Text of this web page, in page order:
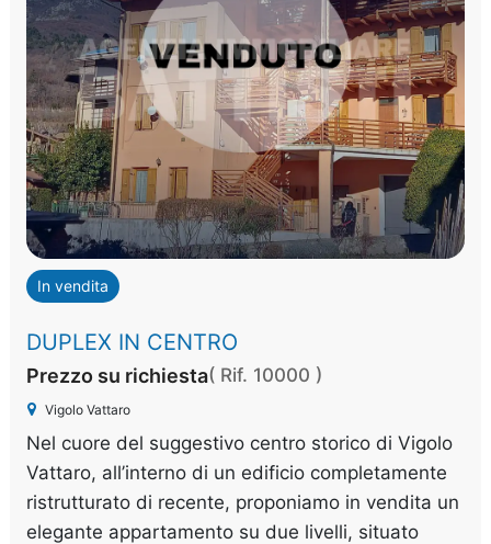
In vendita
DUPLEX IN CENTRO
Prezzo su richiesta( Rif. 10000 )
Vigolo Vattaro
Nel cuore del suggestivo centro storico di Vigolo
Vattaro, all’interno di un edificio completamente
ristrutturato di recente, proponiamo in vendita un
elegante appartamento su due livelli, situato